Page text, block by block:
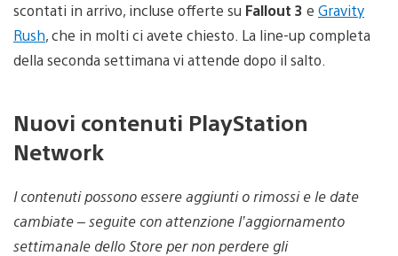
scontati in arrivo, incluse offerte su Fallout 3 e Gravity
Rush, che in molti ci avete chiesto. La line-up completa
della seconda settimana vi attende dopo il salto.
Nuovi contenuti PlayStation
Network
I contenuti possono essere aggiunti o rimossi e le date
cambiate – seguite con attenzione l’aggiornamento
settimanale dello Store per non perdere gli